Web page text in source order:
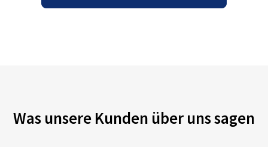
Was unsere Kunden über uns sagen